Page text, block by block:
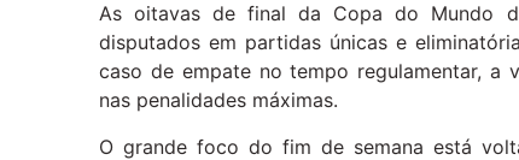
As oitavas de final da Copa do Mundo
disputados em partidas únicas e
caso de empate no tempo regulamentar, a
nas penalidades máximas.
O grande foco do fim de semana está